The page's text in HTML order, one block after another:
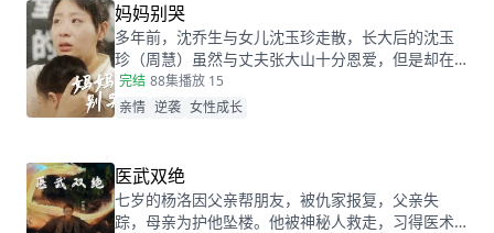
妈妈别哭
多年前，沈乔生与女儿沈玉珍走散，长大后的沈玉
珍（周慧）虽然与丈夫张大山十分恩爱，但是却在
婆家受尽欺负。因为女儿治病的钱被婆婆抢走，丈
夫为了赚快钱意外“死亡”，周慧肚子里的二胎也因为
叔子一家正在谋算着将丈夫的高额抚恤金据为己
有，而此时的沈乔生也匆匆赶到......
完结 88集播放 15
亲情 逆袭 女性成长
医武双绝
七岁的杨洛因父亲帮朋友，被仇家报复，父亲失
踪，母亲为护他坠楼。他被神秘人救走，习得医术